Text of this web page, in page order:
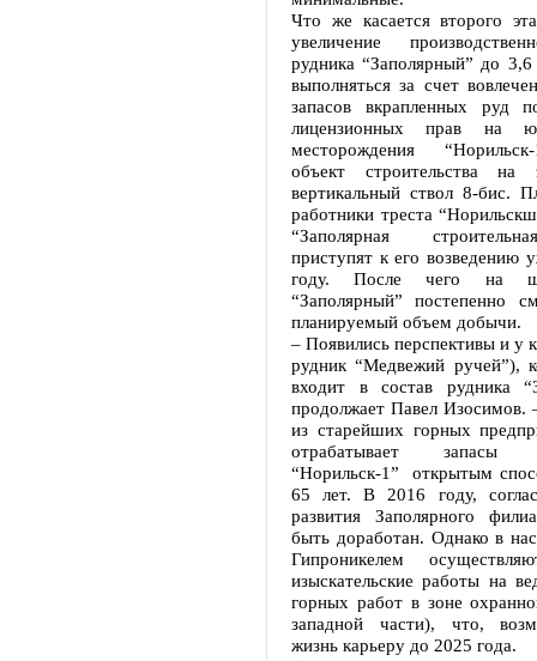
Что же касается второго
увеличение
рудника “Заполярный” до
выполняться за счет
запасов вкрапленных руд
лицензионных прав на
месторождения
объект строительства
вертикальный ствол 8-бис.
работники треста
“Заполярная
приступят к его возведению
году. После чего на
“Заполярный” постепенно
планируемый объем добычи.
– Появились перспективы и у
рудник “Медвежий ручей”),
входит в состав рудника
продолжает Павел Изосимов.
из старейших горных
отрабатывает запасы
“Норильск-1” открытым
65 лет. В 2016 году,
развития Заполярного
быть доработан. Однако в
Гипроникелем
изыскательские работы на
горных работ в зоне
западной части), что,
жизнь карьеру до 2025 года.